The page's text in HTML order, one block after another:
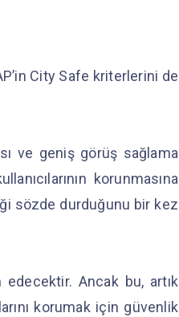
City Safe kriterlerini de
ve geniş görüş sağlama
korunmasına
sözde durduğunu bir kez
Ancak bu, artık
korumak için güvenlik